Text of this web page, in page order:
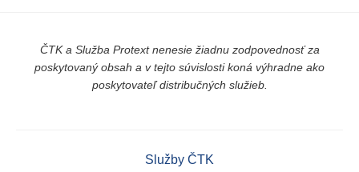
ČTK a Služba Protext nenesie žiadnu zodpovednosť za
poskytovaný obsah a v tejto súvislosti koná výhradne ako
poskytovateľ distribučných služieb.
Služby ČTK